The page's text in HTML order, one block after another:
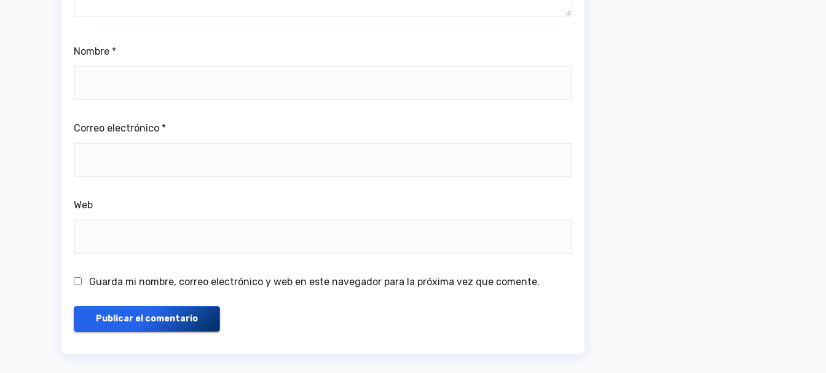
Nombre *
Correo electrónico *
Web
Guarda mi nombre, correo electrónico y web en este navegador para la próxima vez que comente.